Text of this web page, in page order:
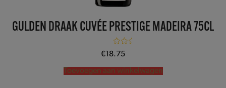
GULDEN DRAAK CUVÉE PRESTIGE MADEIRA 75CL
Gewaardeerd
5.00
€ 18.75
Toevoegen aan winkelwagen